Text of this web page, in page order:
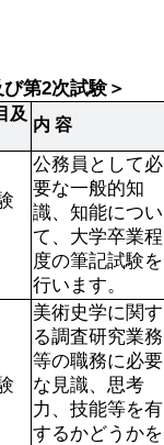
第2次試験＞
及
内 容
公務員として必
要な一般的知
識、知能につい
て、大学卒業程
度の筆記試験を
行います。
美術史学に関す
る調査研究業務
等の職務に必要
な見識、思考
力、技能等を有
するかどうかを